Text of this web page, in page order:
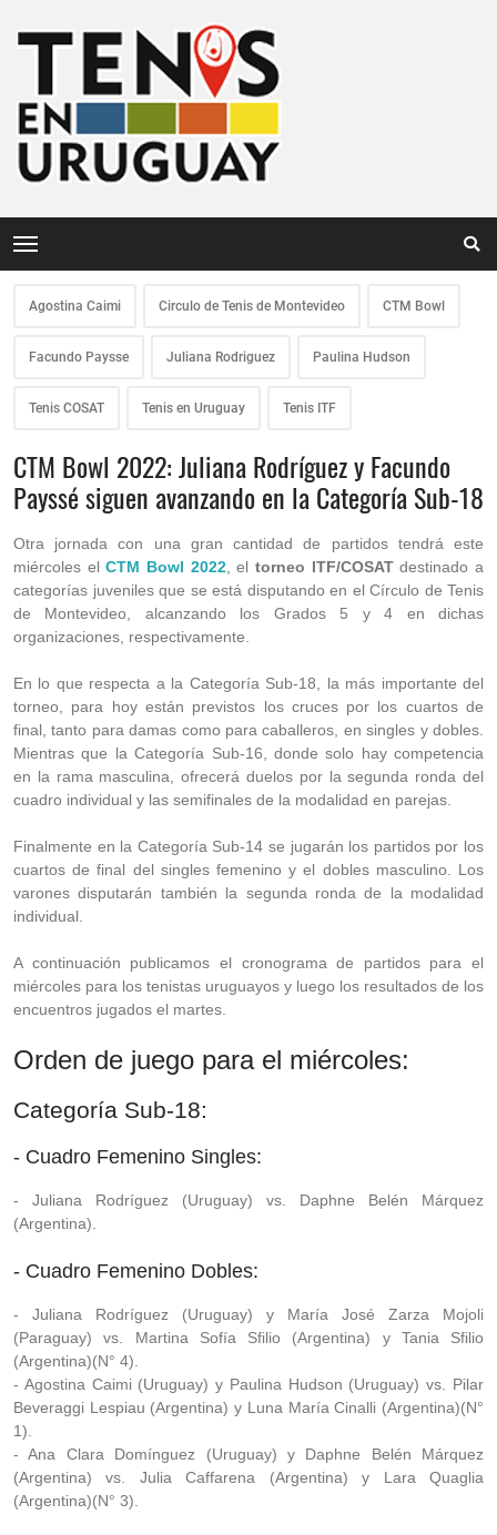
Agostina Caimi Circulo de Tenis de Montevideo CTM Bowl
Facundo Paysse Juliana Rodriguez Paulina Hudson
Tenis COSAT Tenis en Uruguay Tenis ITF
CTM Bowl 2022: Juliana Rodríguez y Facundo
Payssé siguen avanzando en la Categoría Sub-18
Otra jornada con una gran cantidad de partidos tendrá este
miércoles elCTM Bowl 2022, eltorneo ITF/COSATdestinado a
categorías juveniles que se está disputando en el Círculo de Tenis
de Montevideo, alcanzando los Grados 5 y 4 en dichas
organizaciones, respectivamente.
En lo que respecta a la Categoría Sub-18, la más importante del
torneo, para hoy están previstos los cruces por los cuartos de
final, tanto para damas como para caballeros, en singles y dobles.
Mientras que la Categoría Sub-16, donde solo hay competencia
en la rama masculina, ofrecerá duelos por la segunda ronda del
cuadro individual y las semifinales de la modalidad en parejas.
Finalmente en la Categoría Sub-14 se jugarán los partidos por los
cuartos de final del singles femenino y el dobles masculino. Los
varones disputarán también la segunda ronda de la modalidad
individual.
A continuación publicamos el cronograma de partidos para el
miércoles para los tenistas uruguayos y luego los resultados de los
encuentros jugados el martes.
Orden de juego para el miércoles:
Categoría Sub-18:
- Cuadro Femenino Singles:
- Juliana Rodríguez (Uruguay) vs. Daphne Belén Márquez
(Argentina).
- Cuadro Femenino Dobles:
- Juliana Rodríguez (Uruguay) y María José Zarza Mojoli
(Paraguay) vs. Martina Sofía Sfilio (Argentina) y Tania Sfilio
(Argentina)(N° 4).
- Agostina Caimi (Uruguay) y Paulina Hudson (Uruguay) vs. Pilar
Beveraggi Lespiau (Argentina) y Luna María Cinalli (Argentina)(N°
1).
- Ana Clara Domínguez (Uruguay) y Daphne Belén Márquez
(Argentina) vs. Julia Caffarena (Argentina) y Lara Quaglia
(Argentina)(N° 3).